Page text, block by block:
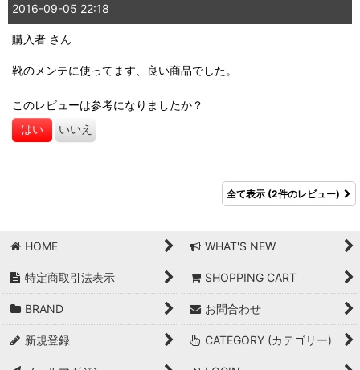
2016-09-05 22:18
購入者 さん
靴のメンテに使ってます、良い商品でした。
このレビューは参考になりましたか？
はい いいえ
全て表示 (2件のレビュー)
HOME WHAT'S NEW
特定商取引法表示 SHOPPING CART
BRAND お問合わせ
新規登録 CATEGORY (カテゴリー)